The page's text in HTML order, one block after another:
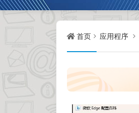
首页 应用程序